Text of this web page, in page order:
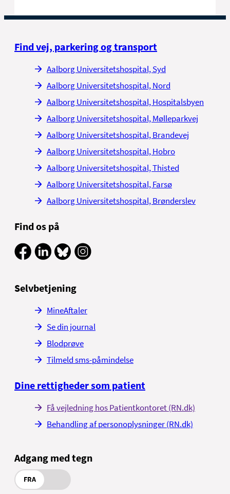
Find vej, parkering og transport
Aalborg Universitetshospital, Syd
Aalborg Universitetshospital, Nord
Aalborg Universitetshospital, Hospitalsbyen
Aalborg Universitetshospital, Mølleparkvej
Aalborg Universitetshospital, Brandevej
Aalborg Universitetshospital, Hobro
Aalborg Universitetshospital, Thisted
Aalborg Universitetshospital, Farsø
Aalborg Universitetshospital, Brønderslev
Find os på
Selvbetjening
MineAftaler
Se din journal
Blodprøve
Tilmeld sms-påmindelse
Dine rettigheder som patient
Få vejledning hos Patientkontoret (RN.dk)
Behandling af personoplysninger (RN.dk)
Adgang med tegn
FRA